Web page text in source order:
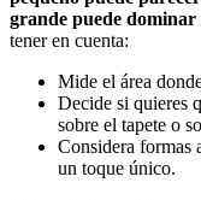
grande puede dominar
tener en cuenta:
Mide el área
Decide si quieres
sobre el tapete o
Considera formas
un toque único.